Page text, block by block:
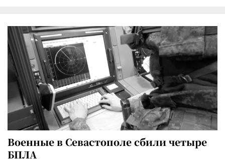
Военные в Севастополе сбили четыре
БПЛА